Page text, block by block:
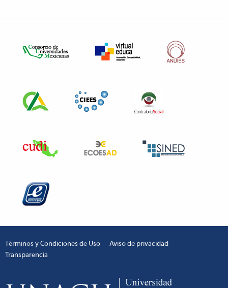
Términos y Condiciones de Uso
Aviso de privacidad
Transparencia